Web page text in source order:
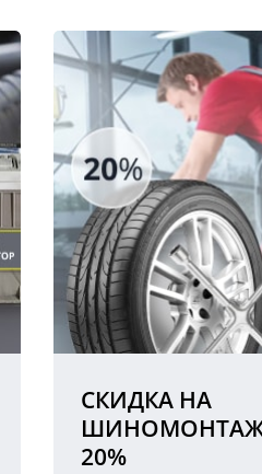
СКИДКА НА
20%